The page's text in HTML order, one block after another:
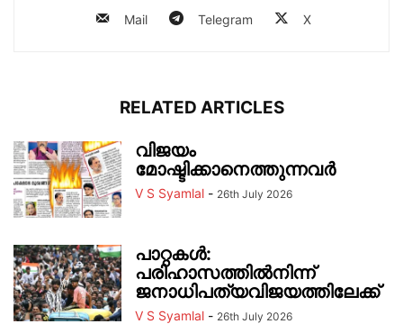
Mail Telegram X
RELATED ARTICLES
വിജയം
മോഷ്ടിക്കാനെത്തുന്നവർ
V S Syamlal - 26th July 2026
പാറ്റകൾ:
പരിഹാസത്തിൽനിന്ന്
ജനാധിപത്യവിജയത്തിലേക്ക്
V S Syamlal - 26th July 2026